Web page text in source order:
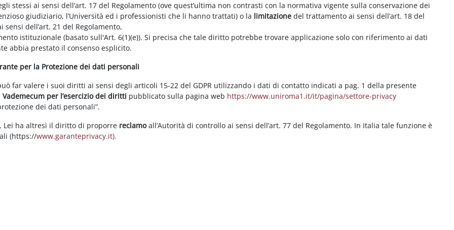
stessi ai sensi dell’art. 17 del Regolamento (ove quest’ultima non contrasti con la normativa vigente sulla conservazione dei
giudiziario, l’Università ed i professionisti che li hanno trattati) o la limitazione del trattamento ai sensi dell’art. 18 del
dell’art. 21 del Regolamento,
istituzionale (basato sull'Art. 6(1)(e)). Si precisa che tale diritto potrebbe trovare applicazione solo con riferimento ai dati
abbia prestato il consenso esplicito.
per la Protezione dei dati personali
far valere i suoi diritti ai sensi degli articoli 15-22 del GDPR utilizzando i dati di contatto indicati a pag. 1 della presente
Vademecum per l’esercizio dei diritti pubblicato sulla pagina web https://www.uniroma1.it/it/pagina/settore-privacy
dei dati personali”.
Lei ha altresì il diritto di proporre reclamoall’Autorità di controllo ai sensi dell’art. 77 del Regolamento. In Italia tale funzione è
(https://www.garanteprivacy.it).